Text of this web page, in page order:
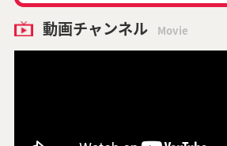
動画チャンネル Movie